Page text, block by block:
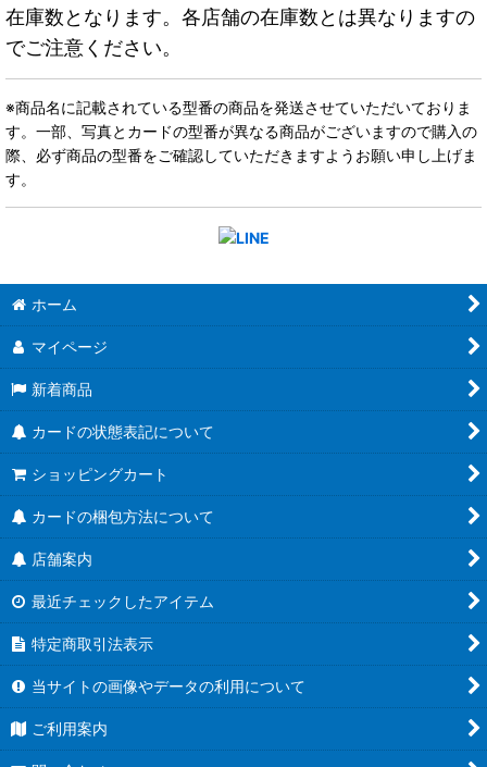
在庫数となります。各店舗の在庫数とは異なりますの
でご注意ください。
※商品名に記載されている型番の商品を発送させていただいておりま
す。一部、写真とカードの型番が異なる商品がございますので購入の
際、必ず商品の型番をご確認していただきますようお願い申し上げま
す。
ホーム
マイページ
新着商品
カードの状態表記について
ショッピングカート
カードの梱包方法について
店舗案内
最近チェックしたアイテム
特定商取引法表示
当サイトの画像やデータの利用について
ご利用案内